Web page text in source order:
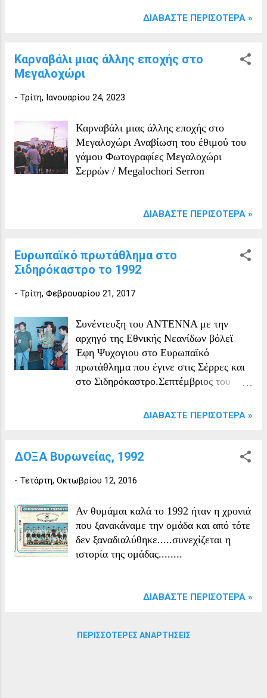
ΔΙΑΒΆΣΤΕ ΠΕΡΙΣΌΤΕΡΑ »
Καρναβάλι μιας άλλης εποχής στο
Μεγαλοχώρι
- Τρίτη, Ιανουαρίου 24, 2023
Καρναβάλι μιας άλλης εποχής στο
Μεγαλοχώρι Αναβίωση του έθιμού του
γάμου Φωτογραφίες Μεγαλοχώρι
Σερρών / Megalochori Serron
ΔΙΑΒΆΣΤΕ ΠΕΡΙΣΌΤΕΡΑ »
Ευρωπαϊκό πρωτάθλημα στο
Σιδηρόκαστρο το 1992
- Τρίτη, Φεβρουαρίου 21, 2017
Συνέντευξη του ΑΝΤΕΝΝΑ με την
αρχηγό της Εθνικής Νεανίδων βόλεϊ
Έφη Ψυχογιου στο Ευρωπαϊκό
πρωτάθλημα που έγινε στις Σέρρες και
στο Σιδηρόκαστρο.Σεπτέμβριος του
ΔΙΑΒΆΣΤΕ ΠΕΡΙΣΌΤΕΡΑ »
ΔΟΞΑ Βυρωνείας, 1992
- Τετάρτη, Οκτωβρίου 12, 2016
Αν θυμάμαι καλά το 1992 ήταν η χρονιά
που ξανακάναμε την ομάδα και από τότε
δεν ξαναδιαλύθηκε.....συνεχίζεται η
ιστορία της ομάδας........
ΔΙΑΒΆΣΤΕ ΠΕΡΙΣΌΤΕΡΑ »
ΠΕΡΙΣΣΌΤΕΡΕΣ ΑΝΑΡΤΉΣΕΙΣ